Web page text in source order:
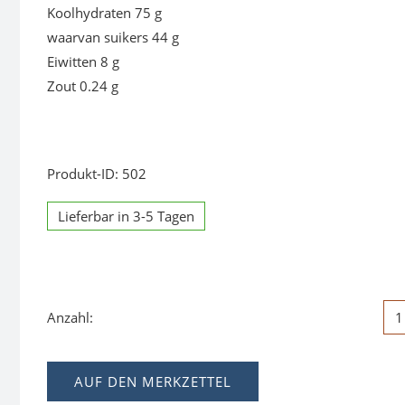
Koolhydraten 75 g
waarvan suikers 44 g
Eiwitten 8 g
Zout 0.24 g
Produkt-ID: 502
Lieferbar in 3-5 Tagen
Anzahl:
AUF DEN MERKZETTEL